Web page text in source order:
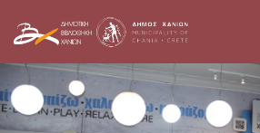
content